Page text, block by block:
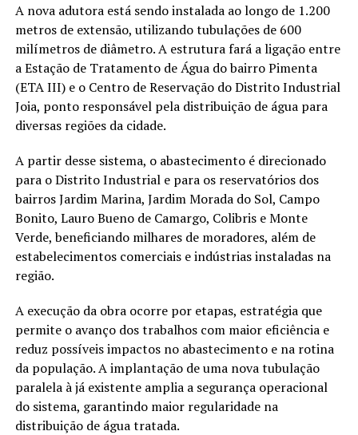
A nova adutora está sendo instalada ao longo de 1.200
metros de extensão, utilizando tubulações de 600
milímetros de diâmetro. A estrutura fará a ligação entre
a Estação de Tratamento de Água do bairro Pimenta
(ETA III) e o Centro de Reservação do Distrito Industrial
Joia, ponto responsável pela distribuição de água para
diversas regiões da cidade.
A partir desse sistema, o abastecimento é direcionado
para o Distrito Industrial e para os reservatórios dos
bairros Jardim Marina, Jardim Morada do Sol, Campo
Bonito, Lauro Bueno de Camargo, Colibris e Monte
Verde, beneficiando milhares de moradores, além de
estabelecimentos comerciais e indústrias instaladas na
região.
A execução da obra ocorre por etapas, estratégia que
permite o avanço dos trabalhos com maior eficiência e
reduz possíveis impactos no abastecimento e na rotina
da população. A implantação de uma nova tubulação
paralela à já existente amplia a segurança operacional
do sistema, garantindo maior regularidade na
distribuição de água tratada.